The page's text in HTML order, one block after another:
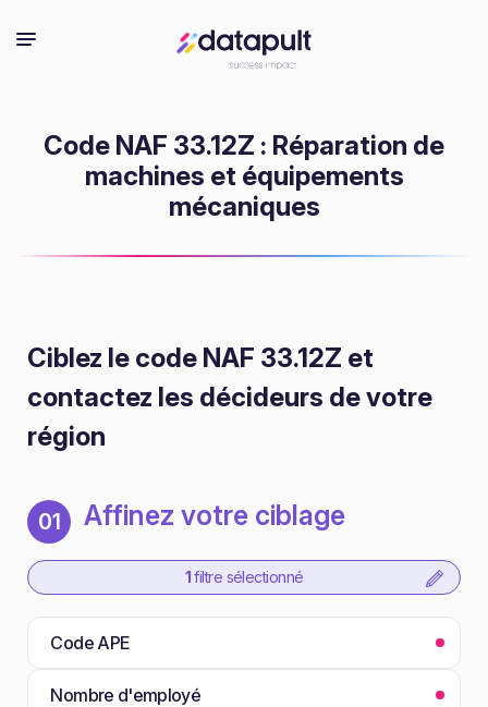
Code NAF 33.12Z : Réparation de
machines et équipements
mécaniques
Ciblez le code NAF 33.12Z et
contactez les décideurs de votre
région
01 Affinez votre ciblage
1 filtre sélectionné
Code APE
Nombre d'employé